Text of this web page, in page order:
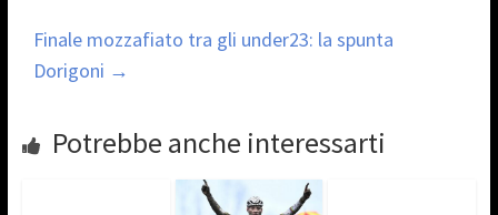
Finale mozzafiato tra gli under23: la spunta
Dorigoni →
Potrebbe anche interessarti